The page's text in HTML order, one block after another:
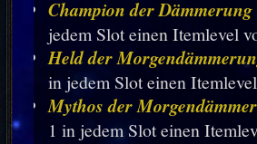
Champion der Dämmerung
jedem Slot einen Itemlevel
Held der
in jedem Slot einen
Mythos der
1 in jedem Slot einen